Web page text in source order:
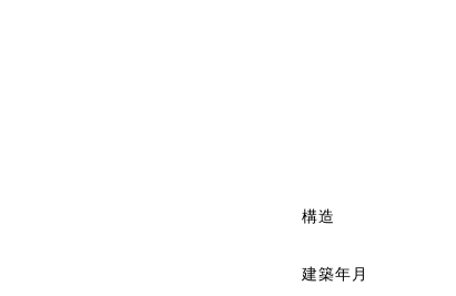
構造
建築年月